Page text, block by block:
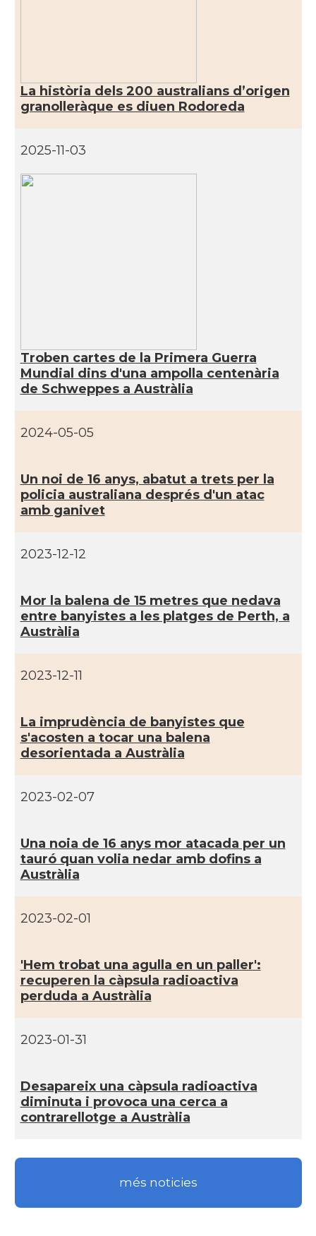
La història dels 200 australians d’origen
granolleràque es diuen Rodoreda
2025-11-03
Troben cartes de la Primera Guerra
Mundial dins d'una ampolla centenària
de Schweppes a Austràlia
2024-05-05
Un noi de 16 anys, abatut a trets per la
policia australiana després d'un atac
amb ganivet
2023-12-12
Mor la balena de 15 metres que nedava
entre banyistes a les platges de Perth, a
Austràlia
2023-12-11
La imprudència de banyistes que
s'acosten a tocar una balena
desorientada a Austràlia
2023-02-07
Una noia de 16 anys mor atacada per un
tauró quan volia nedar amb dofins a
Austràlia
2023-02-01
'Hem trobat una agulla en un paller':
recuperen la càpsula radioactiva
perduda a Austràlia
2023-01-31
Desapareix una càpsula radioactiva
diminuta i provoca una cerca a
contrarellotge a Austràlia
més noticies